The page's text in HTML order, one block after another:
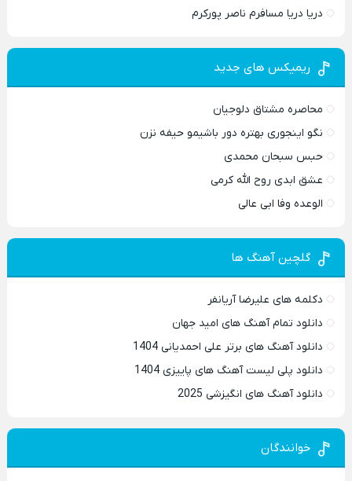
دریا دریا مسافرم ناصر پورکرم
ریمیکس های جدید
محاصره مشتاق دلوجیان
نگو اینجوری بهتره دور باشیمو حیفه نزن
حبس سبحان محمدی
عشق ابدی روح الله کرمی
الوعده وفا ابی عالی
گلچین آهنگ ها
دکلمه های علیرضا آریانفر
دانلود تمام آهنگ های امید جهان
دانلود آهنگ های برتر علی احمدیانی 1404
دانلود پلی لیست آهنگ های پاییزی 1404
دانلود آهنگ های انگیزشی 2025
خوانندگان